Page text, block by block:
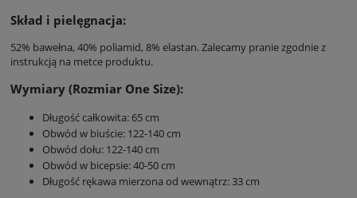
Skład i pielęgnacja:
52% bawełna, 40% poliamid, 8% elastan. Zalecamy pranie zgodnie z
instrukcją na metce produktu.
Wymiary (Rozmiar One Size):
Długość całkowita: 65 cm
Obwód w biuście: 122-140 cm
Obwód dołu: 122-140 cm
Obwód w bicepsie: 40-50 cm
Długość rękawa mierzona od wewnątrz: 33 cm